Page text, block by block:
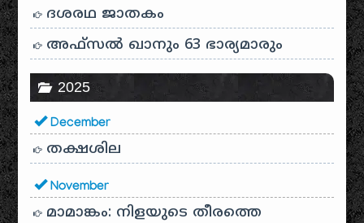
ദശരഥ ജാതകം
അഫ്സൽ ഖാനും 63 ഭാര്യമാരും
2025
December
തക്ഷശില
November
മാമാങ്കം: നിളയുടെ തീരത്തെ